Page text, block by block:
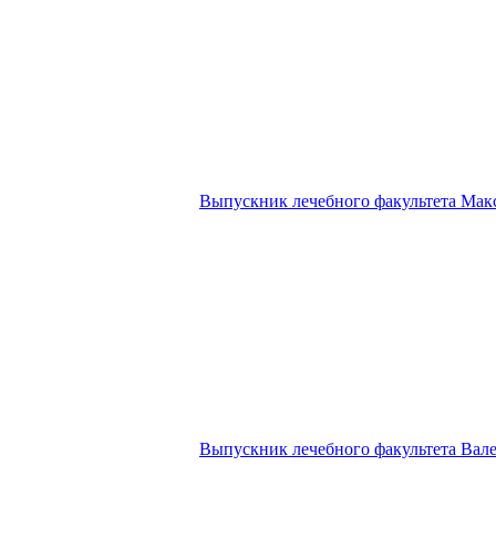
Выпускник лечебного факультета
Выпускник лечебного факультета